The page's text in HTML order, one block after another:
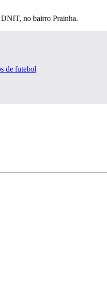
no bairro Prainha.
de futebol